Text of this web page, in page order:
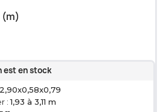
est en stock
2,90x0,58x0,79
:1,93 à 3,11 m